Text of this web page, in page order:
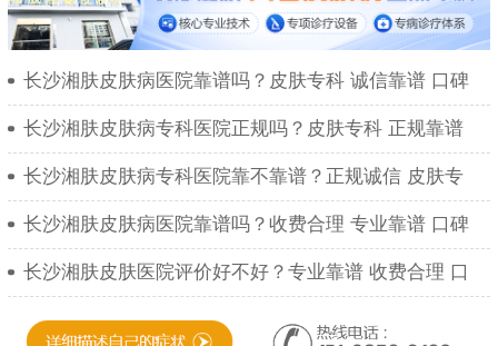
长沙湘肤皮肤病医院靠谱吗？皮肤专科 诚信靠谱 口碑
长沙湘肤皮肤病专科医院正规吗？皮肤专科 正规靠谱
长沙湘肤皮肤病专科医院靠不靠谱？正规诚信 皮肤专
长沙湘肤皮肤病医院靠谱吗？收费合理 专业靠谱 口碑
长沙湘肤皮肤医院评价好不好？专业靠谱 收费合理 口